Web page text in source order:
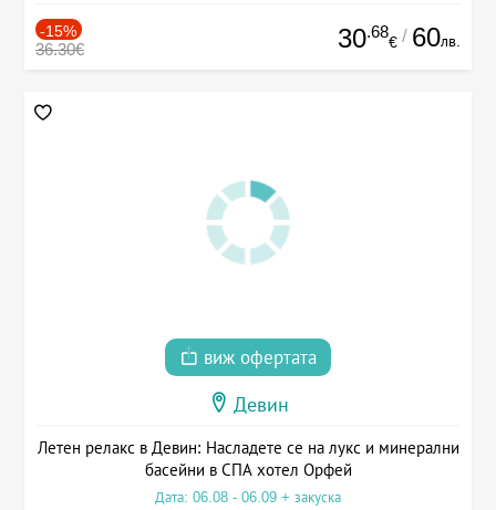
-15%
36.30€ 30.68
€ / 60лв.
виж офертата
Девин
Летен релакс в Девин: Насладете се на лукс и минерални
басейни в СПА хотел Орфей
Дата: 06.08 - 06.09 + закуска